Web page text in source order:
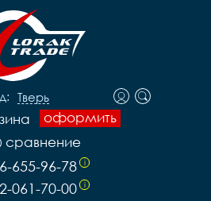
Тверь
оформить
сравнение
655-96-78 i
061-70-00 i